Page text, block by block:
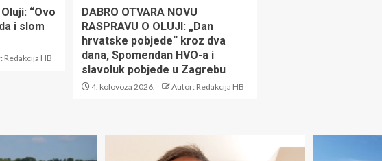
“Ovo
i slom
Redakcija HB
DABRO OTVARA NOVU
RASPRAVU O OLUJI: „Dan
hrvatske pobjede“ kroz dva
dana, Spomendan HVO-a i
slavoluk pobjede u Zagrebu
4. kolovoza 2026. Autor: Redakcija HB